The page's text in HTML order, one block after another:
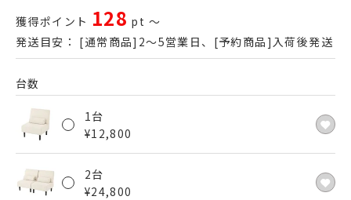
獲得ポイント 128 pt 〜
発送目安： [通常商品]2～5営業日、[予約商品]入荷後発送
台数
1台
¥12,800
2台
¥24,800